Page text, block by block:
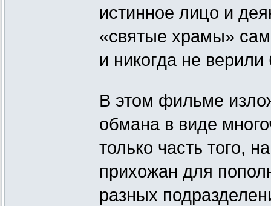
истинное лицо и
«святые храмы»
и никогда не
В этом фильме
обмана в виде
только часть того,
прихожан для
разных